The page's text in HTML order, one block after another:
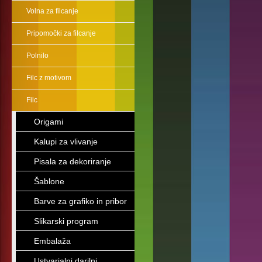
Volna za filcanje
Pripomočki za filcanje
Polnilo
Filc z motivom
Filc
Origami
Kalupi za vlivanje
Pisala za dekoriranje
Šablone
Barve za grafiko in pribor
Slikarski program
Embalaža